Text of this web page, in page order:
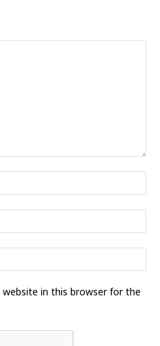
website in this browser for the